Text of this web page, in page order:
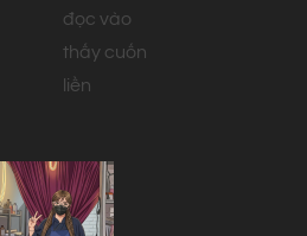
đọc vào
thấy cuốn
liền